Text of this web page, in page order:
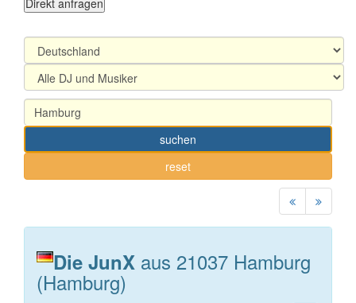
Direkt anfragen
suchen
reset
Die JunX aus 21037 Hamburg
(Hamburg)